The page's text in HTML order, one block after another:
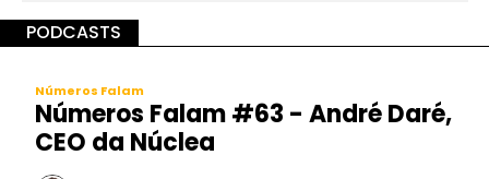
PODCASTS
Números Falam
Números Falam #63 - André Daré,
CEO da Núclea